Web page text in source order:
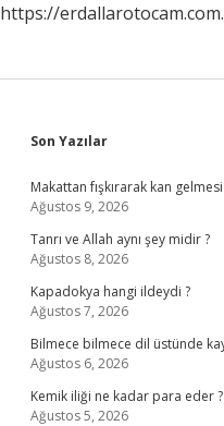
https://
Sidebar
Son Yazılar
Makattan fışkırarak kan
Ağustos 9, 2026
Tanrı ve Allah aynı şey midir ?
Ağustos 8, 2026
Kapadokya hangi ildeydi ?
Ağustos 7, 2026
Bilmece bilmece dil üstünde
Ağustos 6, 2026
Kemik iliği ne kadar para eder ?
Ağustos 5, 2026